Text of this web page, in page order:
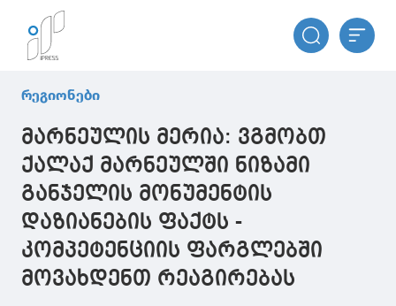
რეგიონები
მარნეულის მერია: ვგმობთ
ქალაქ მარნეულში ნიზამი
განჯელის მონუმენტის
დაზიანების ფაქტს -
კომპეტენციის ფარგლებში
მოვახდენთ რეაგირებას